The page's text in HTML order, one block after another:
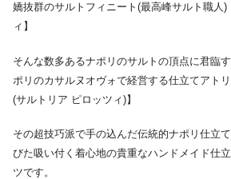
嬌抜群のサルトフィニート(最高峰サルト職人
ィ】
そんな数多あるナポリのサルトの頂点に君臨
ポリのカサルヌオヴォで経営する仕立てアト
(サルトリア ピロッツィ)】
その超技巧派で手の込んだ伝統的ナポリ仕立
びた吸い付く着心地の貴重なハンドメイド仕
ツです。